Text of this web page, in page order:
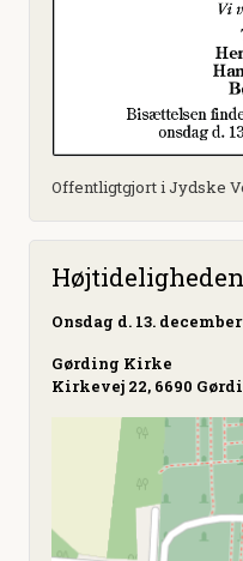
Offentligtgjort i Jydske
Højtideligheden
Onsdag d. 13.
Gørding Kirke
Kirkevej 22, 6690